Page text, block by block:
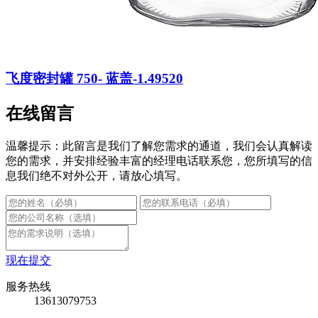
飞度密封罐 750- 蓝盖-1.49520
在线留言
温馨提示：此留言是我们了解您需求的通道，我们会认真解读
您的需求，并安排经验丰富的经理电话联系您，您所填写的信
息我们绝不对外公开，请放心填写。
现在提交
服务热线
13613079753